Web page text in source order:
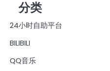
分类
24小时自助平台
BILIBILI
QQ音乐